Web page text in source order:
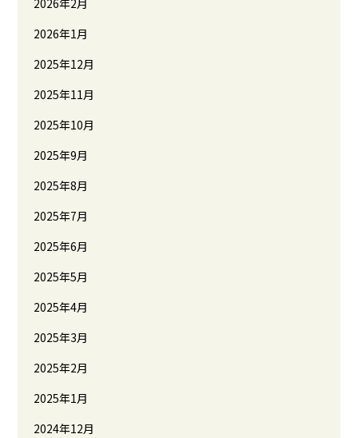
2026年2月
2026年1月
2025年12月
2025年11月
2025年10月
2025年9月
2025年8月
2025年7月
2025年6月
2025年5月
2025年4月
2025年3月
2025年2月
2025年1月
2024年12月